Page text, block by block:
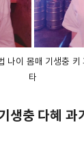
나이 몸매 기생충 키
타
생충 다혜 과